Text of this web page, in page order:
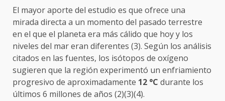
El mayor aporte del estudio es que ofrece una
mirada directa a un momento del pasado terrestre
en el que el planeta era más cálido que hoy y los
niveles del mar eran diferentes (3). Según los análisis
citados en las fuentes, los isótopos de oxígeno
sugieren que la región experimentó un enfriamiento
progresivo de aproximadamente 12 °C durante los
últimos 6 millones de años (2)(3)(4).